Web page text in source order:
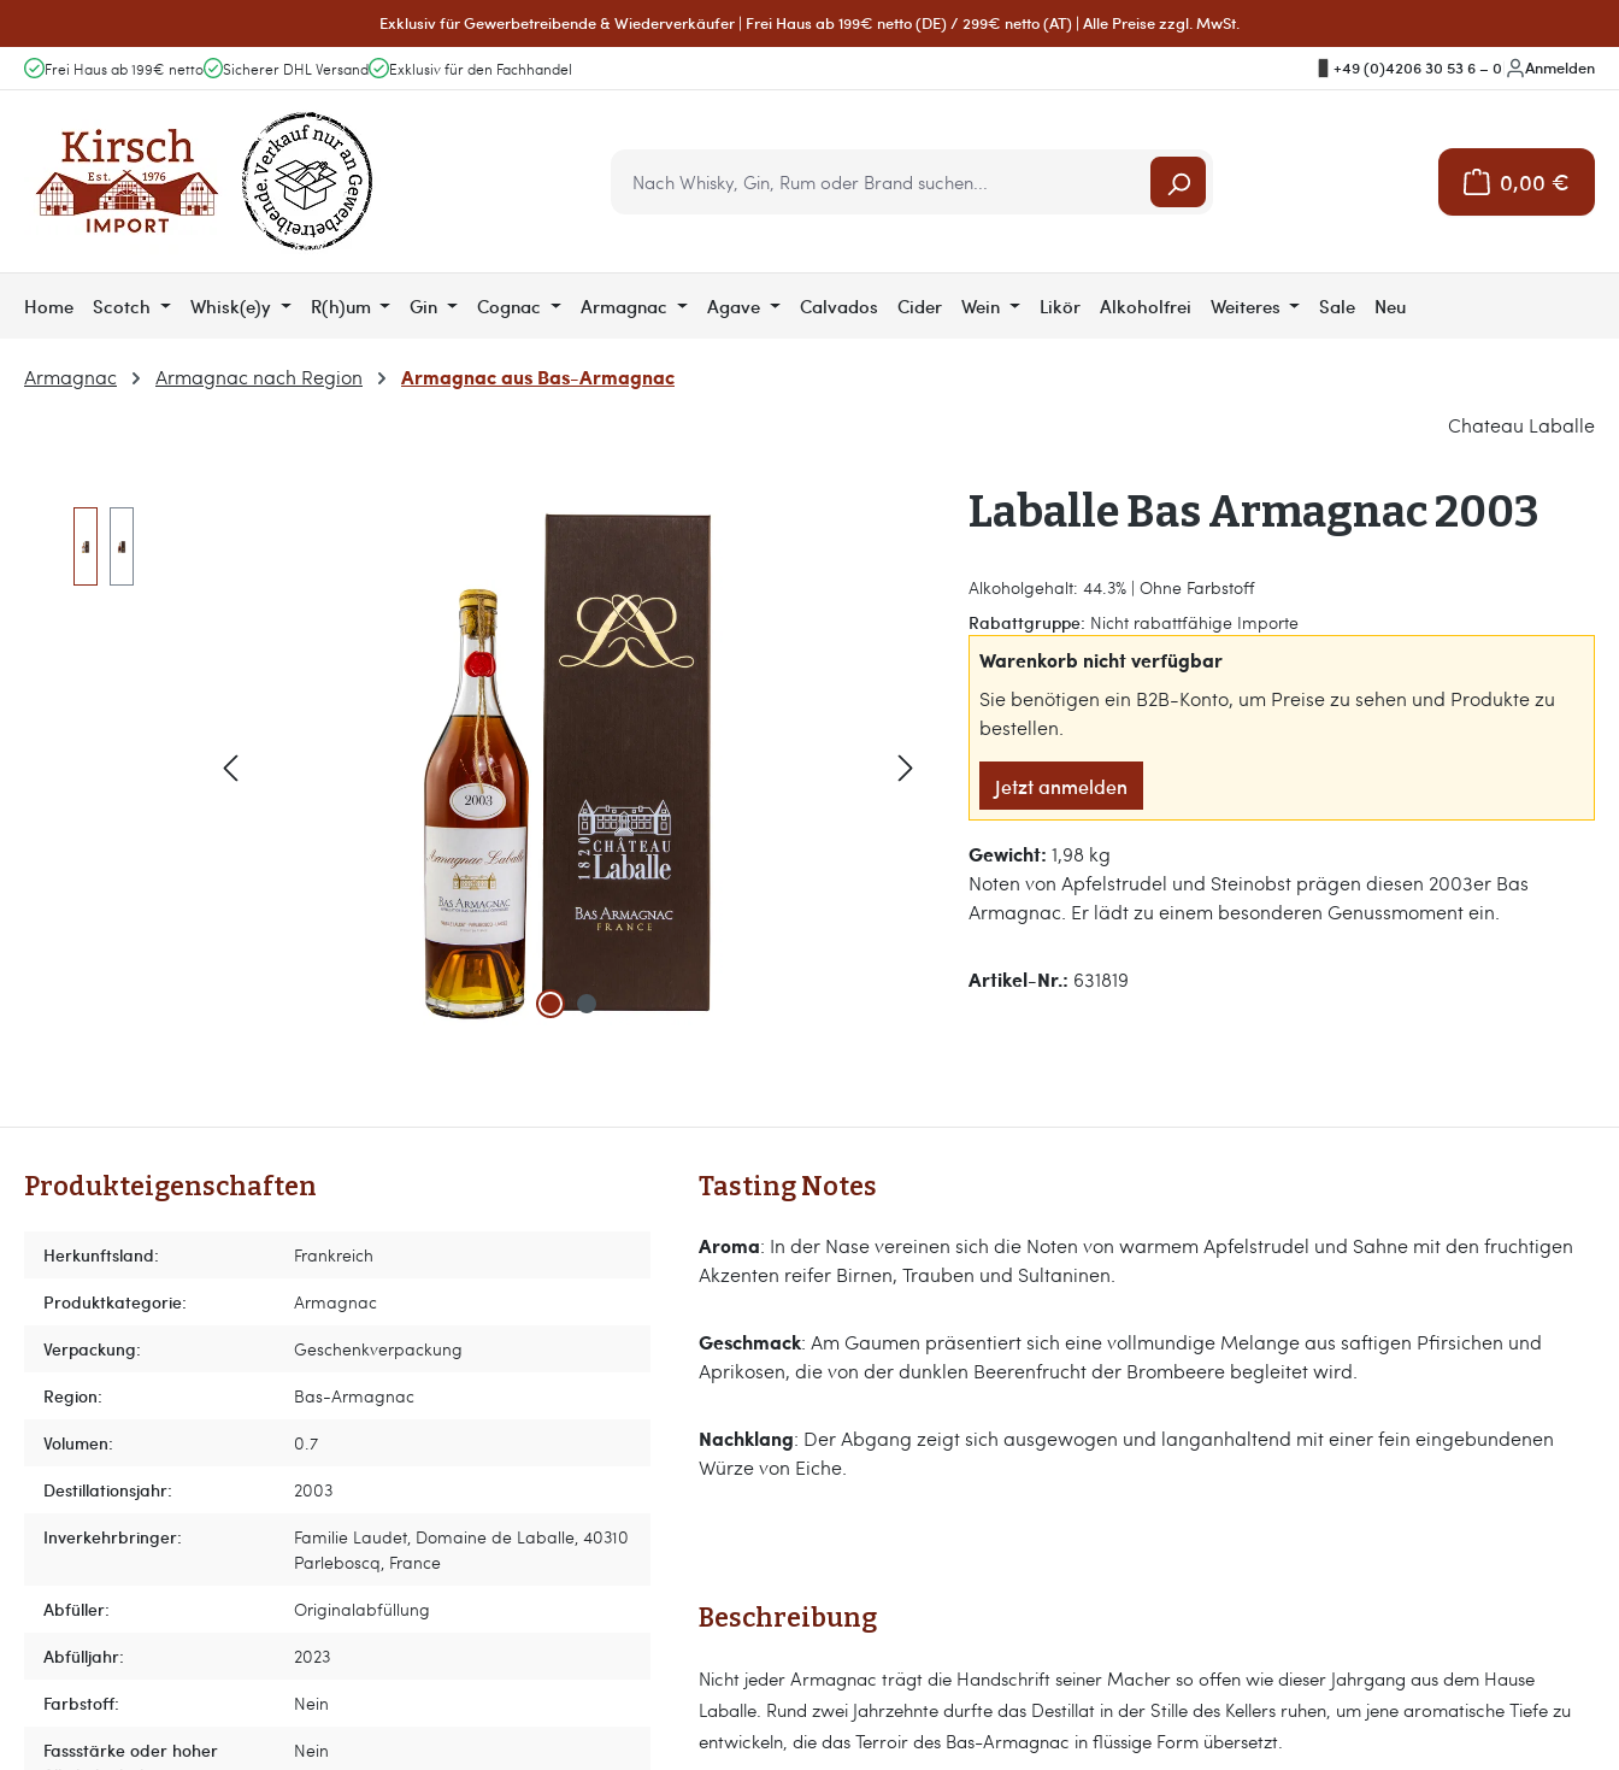
Exklusiv für Gewerbetreibende & Wiederverkäufer | Frei Haus ab 199€ netto (DE) / 299€ netto (AT) | Alle Preise zzgl. MwSt.
Frei Haus ab 199€ netto Sicherer DHL Versand Exklusiv für den Fachhandel +49 (0)4206 30 53 6 – 0 Anmelden
0,00 €
Warenkorb
Home Scotch Whisk(e)y R(h)um Gin Cognac Armagnac Agave Calvados Cider Wein Likör Alkoholfrei Weiteres Sale Neu
Armagnac Armagnac nach Region Armagnac aus Bas-Armagnac
Chateau Laballe
Laballe Bas Armagnac 2003
Alkoholgehalt: 44.3% | Ohne Farbstoff
Rabattgruppe: Nicht rabattfähige Importe
Warenkorb nicht verfügbar
Sie benötigen ein B2B-Konto, um Preise zu sehen und Produkte zu
bestellen.
Jetzt anmelden
Gewicht: 1,98 kg
Noten von Apfelstrudel und Steinobst prägen diesen 2003er Bas
Armagnac. Er lädt zu einem besonderen Genussmoment ein.
Artikel-Nr.: 631819
Produkteigenschaften
Herkunftsland:
Frankreich
Produktkategorie:
Armagnac
Verpackung:
Geschenkverpackung
Region:
Bas-Armagnac
Volumen:
0.7
Destillationsjahr:
2003
Inverkehrbringer:
Familie Laudet, Domaine de Laballe, 40310
Parleboscq, France
Abfüller:
Originalabfüllung
Abfülljahr:
2023
Farbstoff:
Nein
Fassstärke oder hoher
Nein
Tasting Notes
Aroma: In der Nase vereinen sich die Noten von warmem Apfelstrudel und Sahne mit den fruchtigen
Akzenten reifer Birnen, Trauben und Sultaninen.
Geschmack: Am Gaumen präsentiert sich eine vollmundige Melange aus saftigen Pfirsichen und
Aprikosen, die von der dunklen Beerenfrucht der Brombeere begleitet wird.
Nachklang: Der Abgang zeigt sich ausgewogen und langanhaltend mit einer fein eingebundenen
Würze von Eiche.
Beschreibung
Nicht jeder Armagnac trägt die Handschrift seiner Macher so offen wie dieser Jahrgang aus dem Hause
Laballe. Rund zwei Jahrzehnte durfte das Destillat in der Stille des Kellers ruhen, um jene aromatische Tiefe zu
entwickeln, die das Terroir des Bas-Armagnac in flüssige Form übersetzt.